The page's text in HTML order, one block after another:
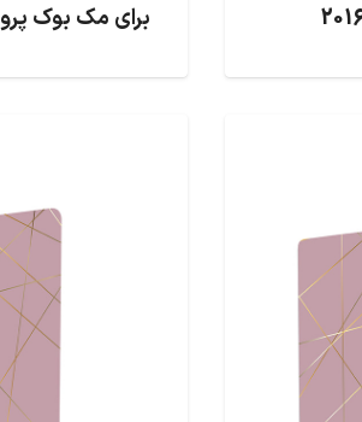
برای مک بوک پرو 16 اینچ 2019